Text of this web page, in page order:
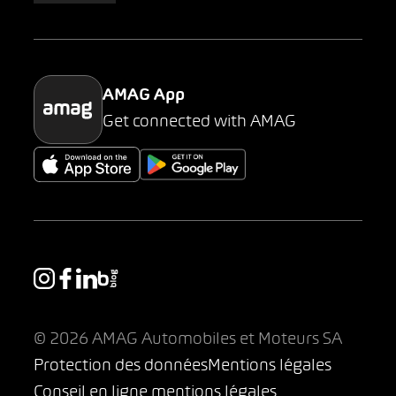
Parking
AMAG App
Get connected with AMAG
© 2026 AMAG Automobiles et Moteurs SA
Protection des donnéesMentions légales